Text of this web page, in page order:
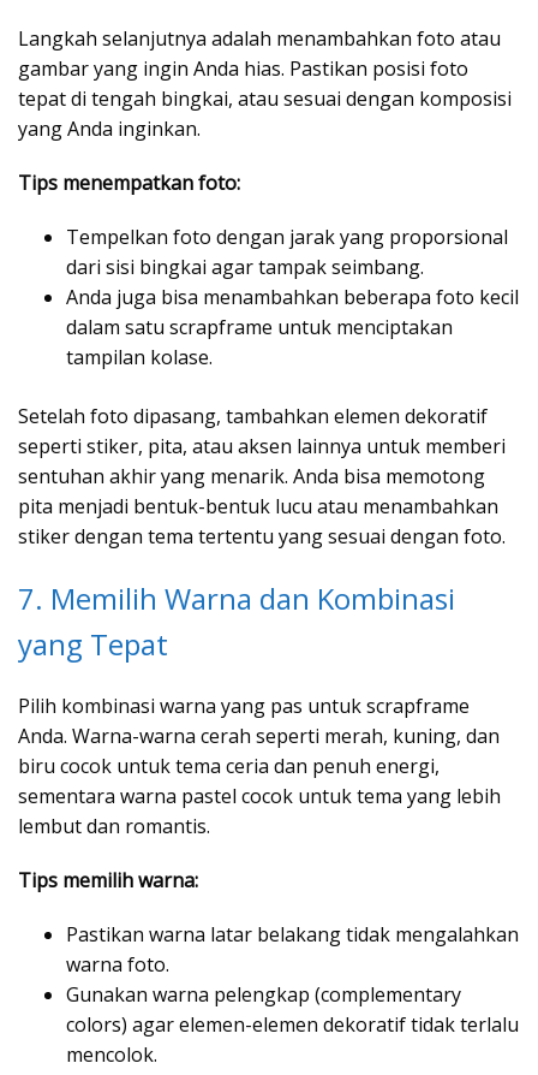
Langkah selanjutnya adalah menambahkan foto atau
gambar yang ingin Anda hias. Pastikan posisi foto
tepat di tengah bingkai, atau sesuai dengan komposisi
yang Anda inginkan.
Tips menempatkan foto:
Tempelkan foto dengan jarak yang proporsional
dari sisi bingkai agar tampak seimbang.
Anda juga bisa menambahkan beberapa foto kecil
dalam satu scrapframe untuk menciptakan
tampilan kolase.
Setelah foto dipasang, tambahkan elemen dekoratif
seperti stiker, pita, atau aksen lainnya untuk memberi
sentuhan akhir yang menarik. Anda bisa memotong
pita menjadi bentuk-bentuk lucu atau menambahkan
stiker dengan tema tertentu yang sesuai dengan foto.
7. Memilih Warna dan Kombinasi
yang Tepat
Pilih kombinasi warna yang pas untuk scrapframe
Anda. Warna-warna cerah seperti merah, kuning, dan
biru cocok untuk tema ceria dan penuh energi,
sementara warna pastel cocok untuk tema yang lebih
lembut dan romantis.
Tips memilih warna:
Pastikan warna latar belakang tidak mengalahkan
warna foto.
Gunakan warna pelengkap (complementary
colors) agar elemen-elemen dekoratif tidak terlalu
mencolok.